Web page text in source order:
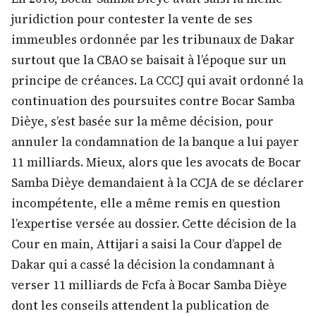
juridiction pour contester la vente de ses
immeubles ordonnée par les tribunaux de Dakar
surtout que la CBAO se baisait à l’époque sur un
principe de créances. La CCCJ qui avait ordonné la
continuation des poursuites contre Bocar Samba
Dièye, s’est basée sur la même décision, pour
annuler la condamnation de la banque a lui payer
11 milliards. Mieux, alors que les avocats de Bocar
Samba Dièye demandaient à la CCJA de se déclarer
incompétente, elle a même remis en question
l’expertise versée au dossier. Cette décision de la
Cour en main, Attijari a saisi la Cour d’appel de
Dakar qui a cassé la décision la condamnant à
verser 11 milliards de Fcfa à Bocar Samba Dièye
dont les conseils attendent la publication de